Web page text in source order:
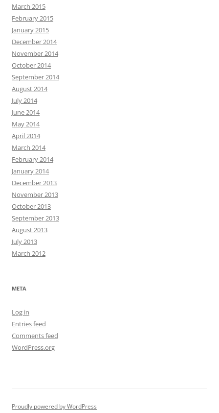
March 2015
February 2015
January 2015
December 2014
November 2014
October 2014
September 2014
August 2014
July 2014
June 2014
May 2014
April 2014
March 2014
February 2014
January 2014
December 2013
November 2013
October 2013
September 2013
August 2013
July 2013
March 2012
META
Log in
Entries feed
Comments feed
WordPress.org
Proudly powered by WordPress